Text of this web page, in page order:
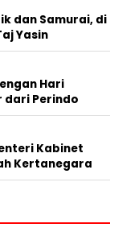
dan Samurai, di
Yasin
Hari
dari Perindo
Kabinet
Kertanegara